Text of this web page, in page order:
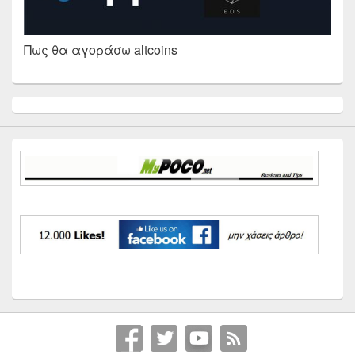
Πως θα αγοράσω altcoins
Sidebar
Widget